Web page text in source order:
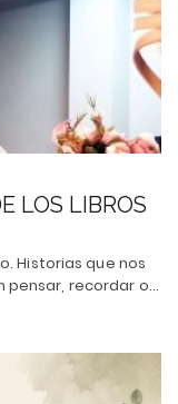
LOS LIBROS
Historias que nos
pensar, recordar o…